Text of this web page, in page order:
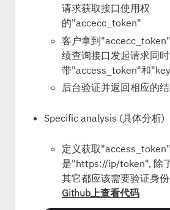
请求获取接口使用权
的"accecc_token"
客户拿到
绩查询接口发起请求同
带"access_token"和
后台验证并返回相应的
Specific analysis (具体分析)
定义获取
是"https://ip/token", 除
其它都应该需要验证身
Github上查看代码